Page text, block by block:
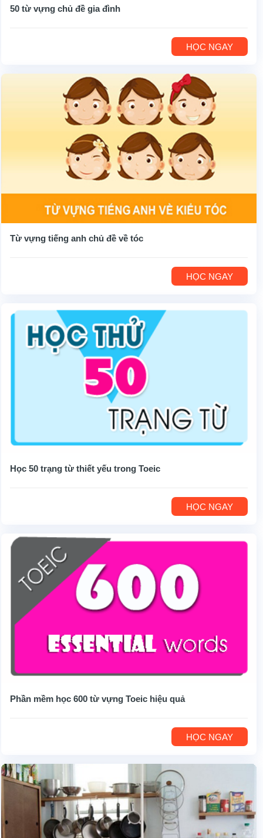
50 từ vựng chủ đề gia đình
HỌC NGAY
Từ vựng tiếng anh chủ đề về tóc
HỌC NGAY
Học 50 trạng từ thiết yếu trong Toeic
HỌC NGAY
Phần mềm học 600 từ vựng Toeic hiệu quả
HỌC NGAY